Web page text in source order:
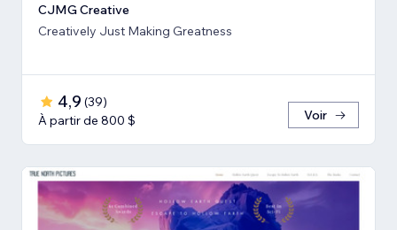
CJMG Creative
Creatively Just Making Greatness
4,9 (39)
À partir de 800 $
Voir